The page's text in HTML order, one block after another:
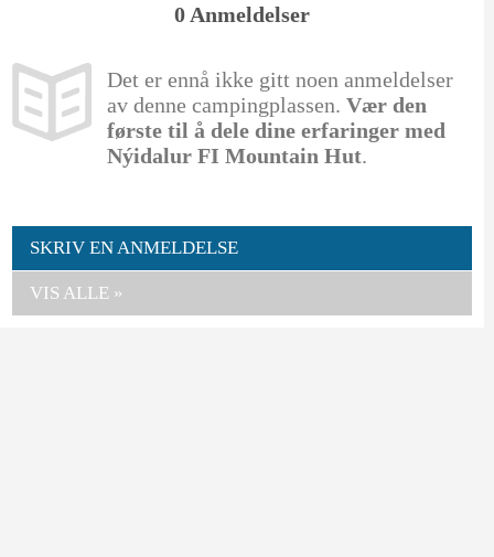
0 Anmeldelser
Det er ennå ikke gitt noen anmeldelser
av denne campingplassen. Vær den
første til å dele dine erfaringer med
Nýidalur FI Mountain Hut.
SKRIV EN ANMELDELSE
VIS ALLE »